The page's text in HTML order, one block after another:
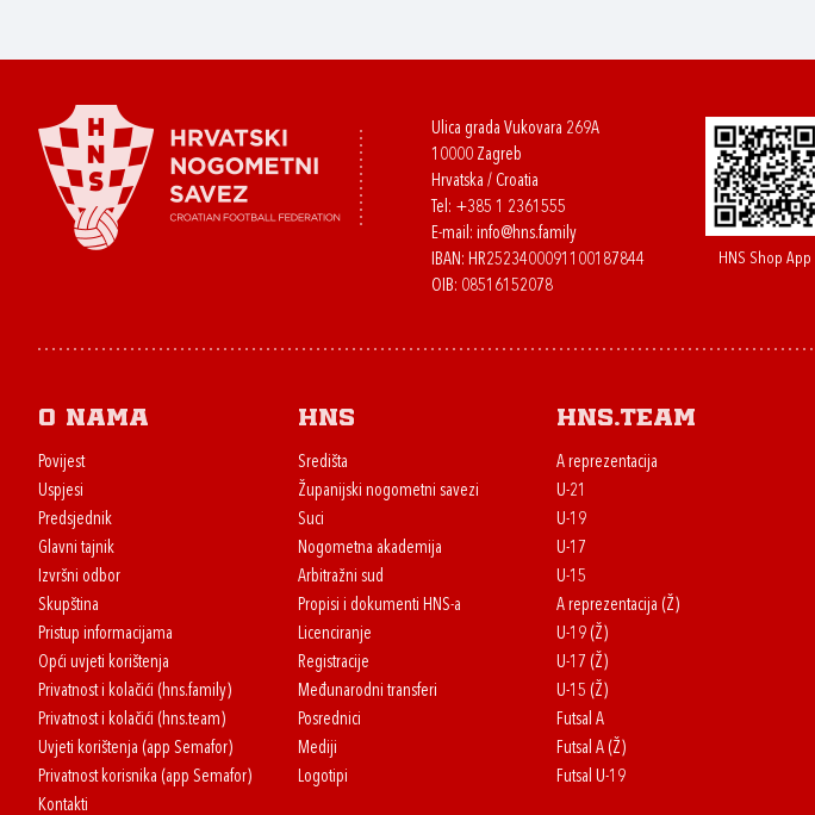
Ulica grada Vukovara 269A
10000 Zagreb
Hrvatska / Croatia
Tel: +385 1 2361555
E-mail: info@hns.family
IBAN: HR2523400091100187844
OIB: 08516152078
HNS Shop App
O nama
Povijest
Uspjesi
Predsjednik
Glavni tajnik
Izvršni odbor
Skupština
Pristup informacijama
Opći uvjeti korištenja
Privatnost i kolačići (hns.family)
Privatnost i kolačići (hns.team)
Uvjeti korištenja (app Semafor)
Privatnost korisnika (app Semafor)
Kontakti
HNS
Središta
Županijski nogometni savezi
Suci
Nogometna akademija
Arbitražni sud
Propisi i dokumenti HNS-a
Licenciranje
Registracije
Međunarodni transferi
Posrednici
Mediji
Logotipi
HNS.team
A reprezentacija
U-21
U-19
U-17
U-15
A reprezentacija (Ž)
U-19 (Ž)
U-17 (Ž)
U-15 (Ž)
Futsal A
Futsal A (Ž)
Futsal U-19